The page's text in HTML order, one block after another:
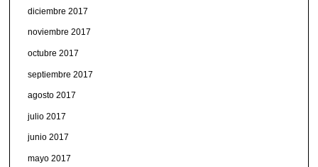
diciembre 2017
noviembre 2017
octubre 2017
septiembre 2017
agosto 2017
julio 2017
junio 2017
mayo 2017